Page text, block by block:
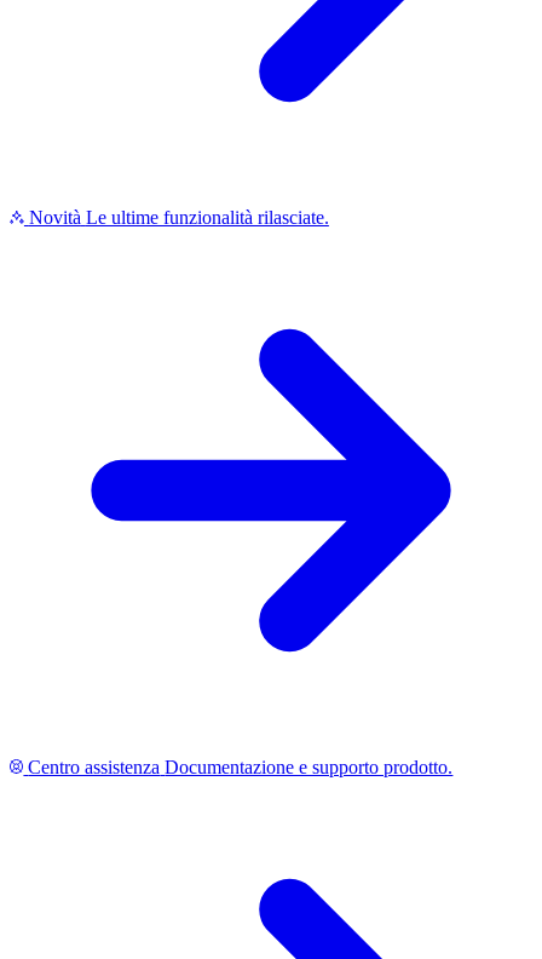
Novità Le ultime funzionalità rilasciate.
Centro assistenza Documentazione e supporto prodotto.